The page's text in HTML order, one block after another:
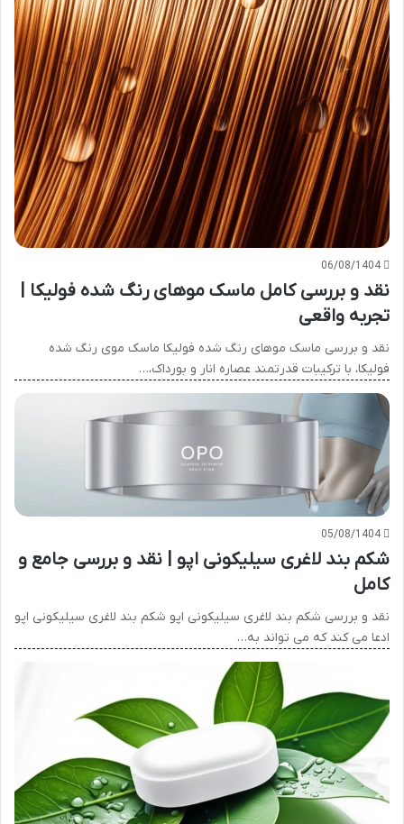
06/08/1404
نقد و بررسی کامل ماسک موهای رنگ شده فولیکا |
تجربه واقعی
نقد و بررسی ماسک موهای رنگ شده فولیکا ماسک موی رنگ شده
فولیکا، با ترکیبات قدرتمند عصاره انار و بورداک،…
05/08/1404
شکم بند لاغری سیلیکونی اپو | نقد و بررسی جامع و
کامل
نقد و بررسی شکم بند لاغری سیلیکونی اپو شکم بند لاغری سیلیکونی اپو
ادعا می کند که می تواند به…